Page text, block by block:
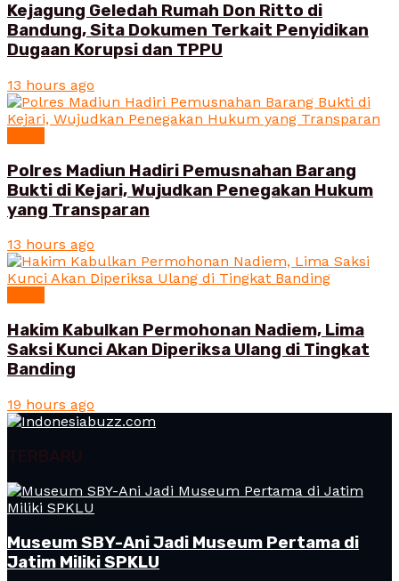
Kejagung Geledah Rumah Don Ritto di
Bandung, Sita Dokumen Terkait Penyidikan
Dugaan Korupsi dan TPPU
13 hours ago
Polres Madiun Hadiri Pemusnahan Barang
Bukti di Kejari, Wujudkan Penegakan Hukum
yang Transparan
13 hours ago
Hakim Kabulkan Permohonan Nadiem, Lima
Saksi Kunci Akan Diperiksa Ulang di Tingkat
Banding
19 hours ago
TERBARU
Museum SBY-Ani Jadi Museum Pertama di
Jatim Miliki SPKLU